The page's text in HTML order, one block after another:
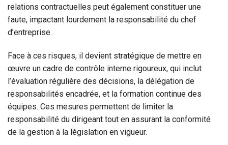
relations contractuelles peut également constituer une
faute, impactant lourdement la responsabilité du chef
d’entreprise.
Face à ces risques, il devient stratégique de mettre en
œuvre un cadre de contrôle interne rigoureux, qui inclut
l’évaluation régulière des décisions, la délégation de
responsabilités encadrée, et la formation continue des
équipes. Ces mesures permettent de limiter la
responsabilité du dirigeant tout en assurant la conformité
de la gestion à la législation en vigueur.